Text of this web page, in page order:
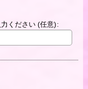
ください (任意):